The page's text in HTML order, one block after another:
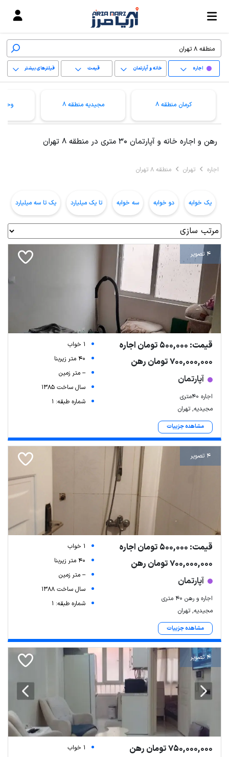
اجاره خانه و آپارتمان قیمت فیلترهای بیشتر
پاک کردن محدوده
کرمان منطقه 8 مجیدیه منطقه 8
رهن و اجاره خانه و آپارتمان 30 متری در منطقه 8 تهران
اجاره تهران منطقه 8 تهران
یک خوابه دو خوابه سه خوابه تا یک میلیارد یک تا سه میلیارد
4 تصویر
قیمت: 500,000 تومان اجاره
700,000,000 تومان رهن
آپارتمان
اجاره ۴۰متری
مجیدیه, تهران
مشاهده جزییات
1 خواب
40 متر زیربنا
-- متر زمین
سال ساخت 1385
شماره طبقه: 1
4 تصویر
قیمت: 500,000 تومان اجاره
700,000,000 تومان رهن
آپارتمان
اجاره و رهن ۴۰ متری
مجیدیه, تهران
مشاهده جزییات
1 خواب
40 متر زیربنا
-- متر زمین
سال ساخت 1388
شماره طبقه: 1
4 تصویر
750,000,000 تومان رهن
1 خواب